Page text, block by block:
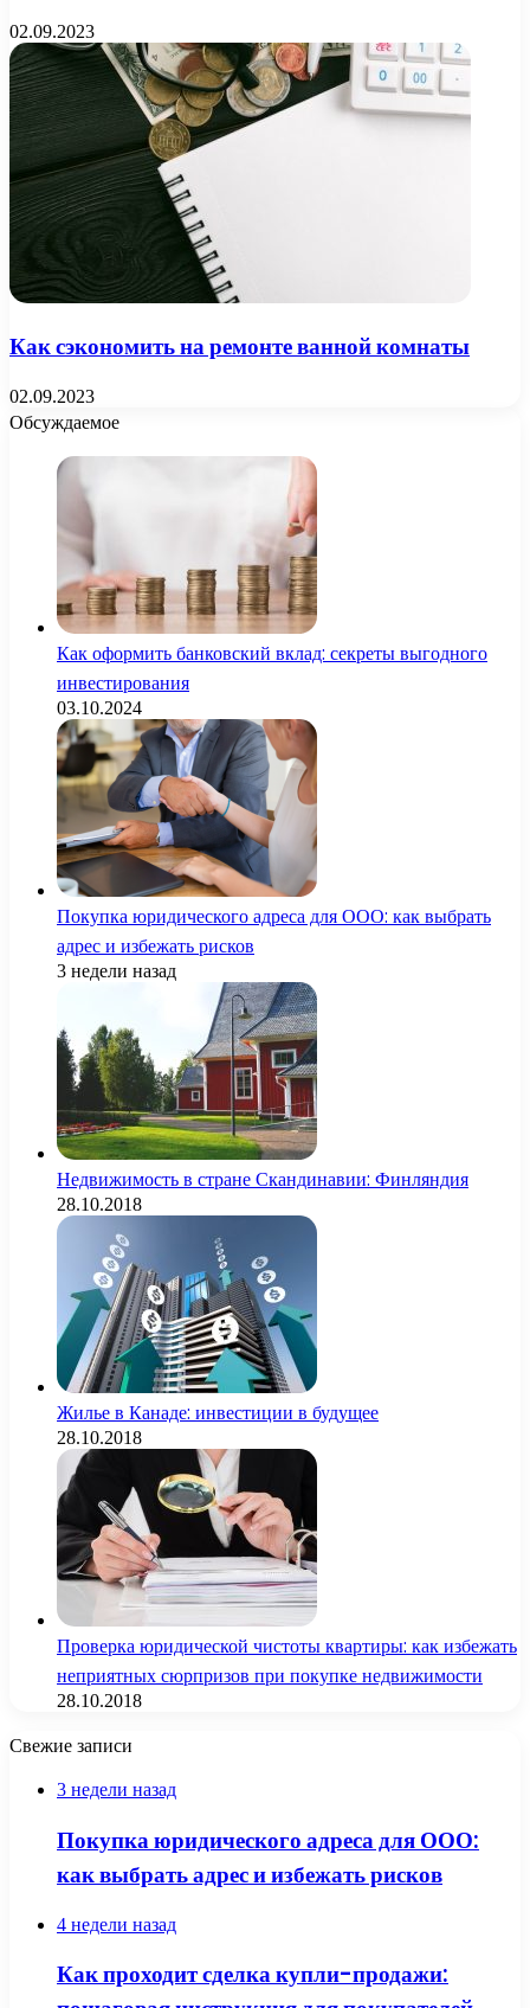
02.09.2023
Как сэкономить на ремонте ванной комнаты
02.09.2023
Обсуждаемое
Как оформить банковский вклад: секреты выгодного
инвестирования
03.10.2024
Покупка юридического адреса для ООО: как выбрать
адрес и избежать рисков
3 недели назад
Недвижимость в стране Скандинавии: Финляндия
28.10.2018
Жилье в Канаде: инвестиции в будущее
28.10.2018
Проверка юридической чистоты квартиры: как избежать
неприятных сюрпризов при покупке недвижимости
28.10.2018
Свежие записи
3 недели назад
Покупка юридического адреса для ООО:
как выбрать адрес и избежать рисков
4 недели назад
Как проходит сделка купли-продажи: